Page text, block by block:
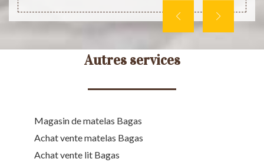
Autres services
Magasin de matelas Bagas
Achat vente matelas Bagas
Achat vente lit Bagas